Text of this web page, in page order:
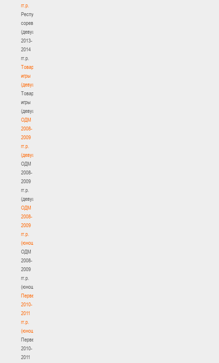
гг.р.
Республиканские
соревнования
(девушки)
2013-
2014
гг.р.
Товарищеские
игры
(девушки)
Товарищеские
игры
(девушки)
ОДМ
2008-
2009
гг.р.
(девушки)
ОДМ
2008-
2009
гг.р.
(девушки)
ОДМ
2008-
2009
гг.р.
(юноши)
ОДМ
2008-
2009
гг.р.
(юноши)
Первенство
2010-
2011
гг.р.
(юноши)
Первенство
2010-
2011